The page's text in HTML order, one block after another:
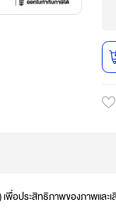
พื่อประสิทธิภาพของภาพและเ